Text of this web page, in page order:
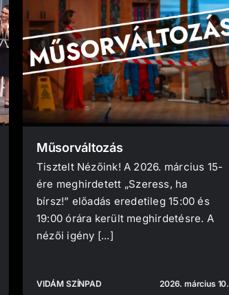
Műsorváltozás
Tisztelt Nézőink! A 2026. március 15-
ére meghirdetett „Szeress, ha
bírsz!” előadás eredetileg 15:00 és
19:00 órára került meghirdetésre. A
nézői igény [...]
VIDÁM SZÍNPAD 2026. március 10.